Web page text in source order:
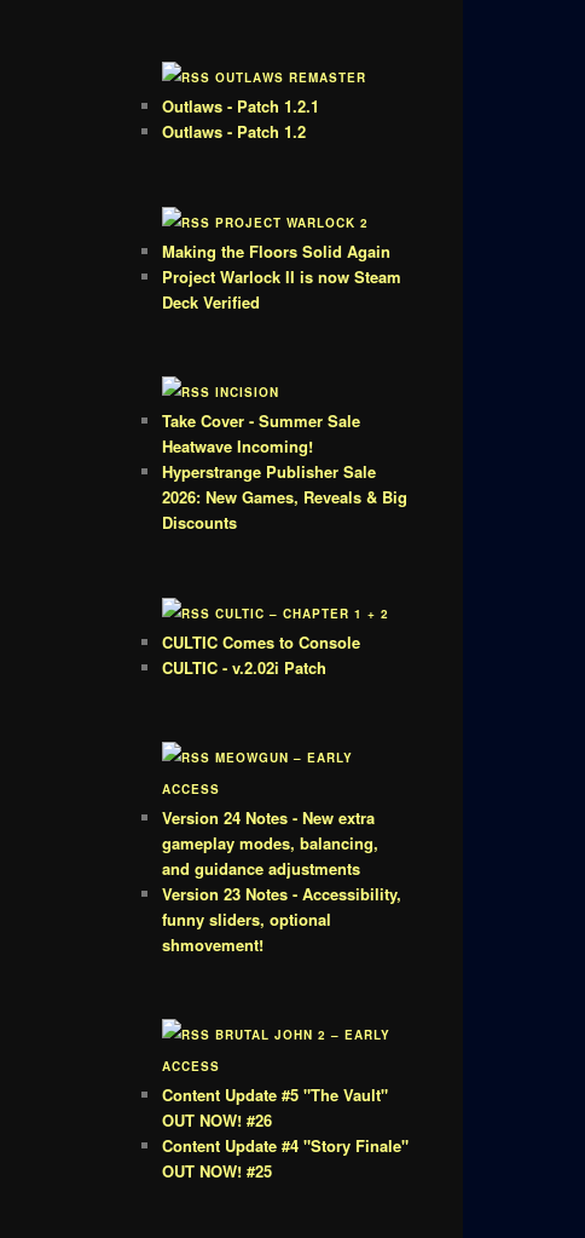
OUTLAWS REMASTER
Outlaws - Patch 1.2.1
Outlaws - Patch 1.2
PROJECT WARLOCK 2
Making the Floors Solid Again
Project Warlock II is now Steam
Deck Verified
INCISION
Take Cover - Summer Sale
Heatwave Incoming!
Hyperstrange Publisher Sale
2026: New Games, Reveals & Big
Discounts
CULTIC – CHAPTER 1 + 2
CULTIC Comes to Console
CULTIC - v.2.02i Patch
MEOWGUN – EARLY
ACCESS
Version 24 Notes - New extra
gameplay modes, balancing,
and guidance adjustments
Version 23 Notes - Accessibility,
funny sliders, optional
shmovement!
BRUTAL JOHN 2 – EARLY
ACCESS
Content Update #5 "The Vault"
OUT NOW! #26
Content Update #4 "Story Finale"
OUT NOW! #25